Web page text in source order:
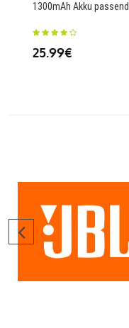
1300mAh Akku
25.99€